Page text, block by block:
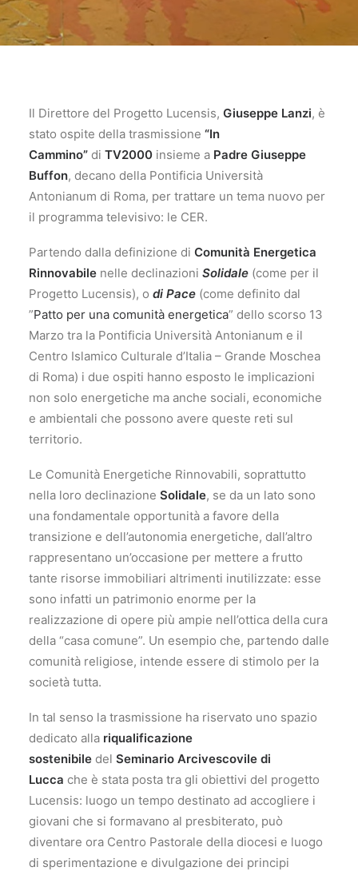
Il Direttore del Progetto Lucensis, Giuseppe Lanzi, è
stato ospite della trasmissione “In
Cammino” di TV2000 insieme a Padre Giuseppe
Buffon, decano della Pontificia Università
Antonianum di Roma, per trattare un tema nuovo per
il programma televisivo: le CER.
Partendo dalla definizione di Comunità Energetica
Rinnovabile nelle declinazioni Solidale (come per il
Progetto Lucensis), o di Pace (come definito dal
”Patto per una comunità energetica” dello scorso 13
Marzo tra la Pontificia Università Antonianum e il
Centro Islamico Culturale d’Italia – Grande Moschea
di Roma) i due ospiti hanno esposto le implicazioni
non solo energetiche ma anche sociali, economiche
e ambientali che possono avere queste reti sul
territorio.
Le Comunità Energetiche Rinnovabili, soprattutto
nella loro declinazione Solidale, se da un lato sono
una fondamentale opportunità a favore della
transizione e dell’autonomia energetiche, dall’altro
rappresentano un’occasione per mettere a frutto
tante risorse immobiliari altrimenti inutilizzate: esse
sono infatti un patrimonio enorme per la
realizzazione di opere più ampie nell’ottica della cura
della “casa comune”. Un esempio che, partendo dalle
comunità religiose, intende essere di stimolo per la
società tutta.
In tal senso la trasmissione ha riservato uno spazio
dedicato alla riqualificazione
sostenibile del Seminario Arcivescovile di
Lucca che è stata posta tra gli obiettivi del progetto
Lucensis: luogo un tempo destinato ad accogliere i
giovani che si formavano al presbiterato, può
diventare ora Centro Pastorale della diocesi e luogo
di sperimentazione e divulgazione dei principi